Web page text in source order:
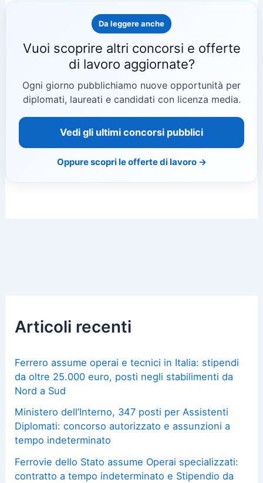
Da leggere anche
Vuoi scoprire altri concorsi e offerte
di lavoro aggiornate?
Ogni giorno pubblichiamo nuove opportunità per
diplomati, laureati e candidati con licenza media.
Vedi gli ultimi concorsi pubblici
Oppure scopri le offerte di lavoro →
Articoli recenti
Ferrero assume operai e tecnici in Italia: stipendi
da oltre 25.000 euro, posti negli stabilimenti da
Nord a Sud
Ministero dell’Interno, 347 posti per Assistenti
Diplomati: concorso autorizzato e assunzioni a
tempo indeterminato
Ferrovie dello Stato assume Operai specializzati:
contratto a tempo indeterminato e Stipendio da